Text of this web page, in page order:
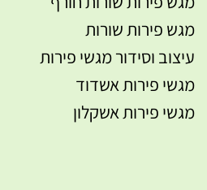
מגש פירות שורות
עיצוב וסידור מגשי פירות
מגשי פירות אשדוד
מגשי פירות אשקלון